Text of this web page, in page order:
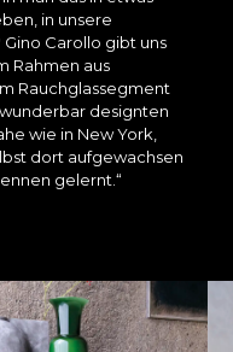
in unsere
Carollo gibt uns
Rahmen aus
Rauchglassegment
designten
wie in New York,
dort aufgewachsen
gelernt.“